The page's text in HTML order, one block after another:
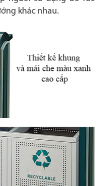
khác nhau.